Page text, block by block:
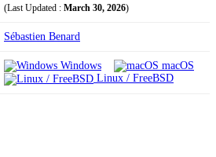
(Last Updated : March 30, 2026)
Sébastien Benard
Windows
macOS
Linux / FreeBSD